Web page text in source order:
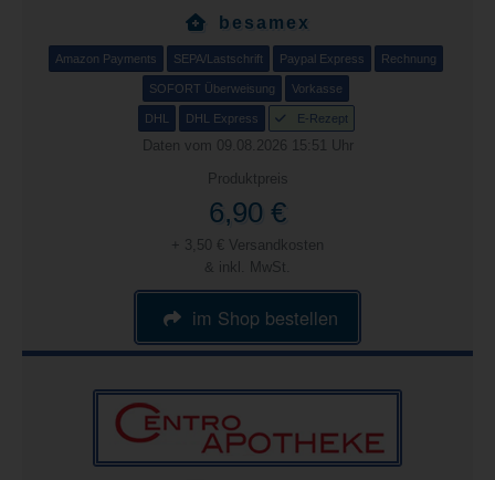
besamex
Amazon Payments SEPA/Lastschrift Paypal Express Rechnung
SOFORT Überweisung Vorkasse
DHL DHL Express E-Rezept
Daten vom 09.08.2026 15:51 Uhr
Produktpreis
6,90 €
+ 3,50 € Versandkosten
& inkl. MwSt.
im Shop bestellen